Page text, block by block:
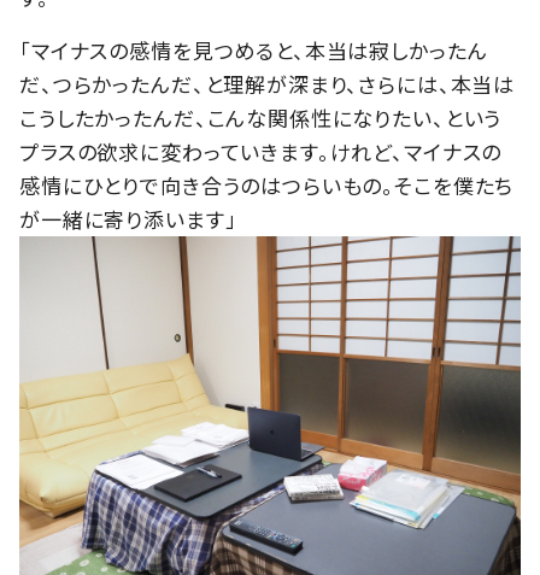
「マイナスの感情を見つめると、本当は寂しかったん
だ、つらかったんだ、と理解が深まり、さらには、本当は
こうしたかったんだ、こんな関係性になりたい、という
プラスの欲求に変わっていきます。けれど、マイナスの
感情にひとりで向き合うのはつらいもの。そこを僕たち
が一緒に寄り添います」